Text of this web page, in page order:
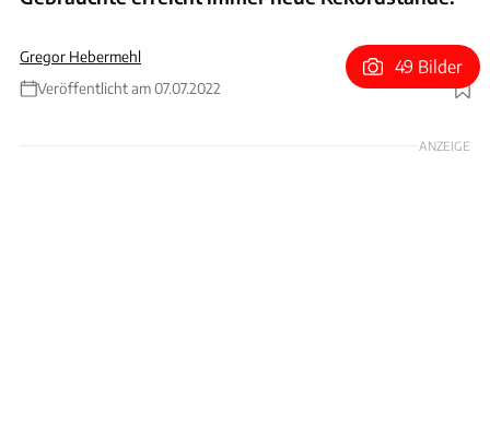
Gregor Hebermehl
Veröffentlicht am 07.07.2022
Foto: Barrett Jackson
49 Bilder
ANZEIGE